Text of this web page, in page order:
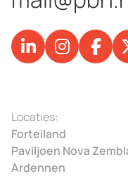
Locaties:
Forteiland
Paviljoen Nova
Ardennen